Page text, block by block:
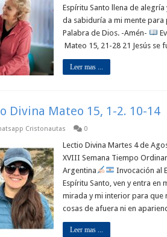
Espíritu Santo llena de
da sabiduría a mi mente
Palabra de Dios. -Amén-
Mateo 15, 21-28 21 Jesús se
Leer mas ...
Divina Mateo 15, 1-2. 10-14
Cristonautas 0
Lectio Divina Martes 4 de
XVIII Semana Tiempo
Argentina
Invocación al
Espíritu Santo, ven y entra en
mirada y mi interior para que
cosas de afuera ni en
Leer mas ...